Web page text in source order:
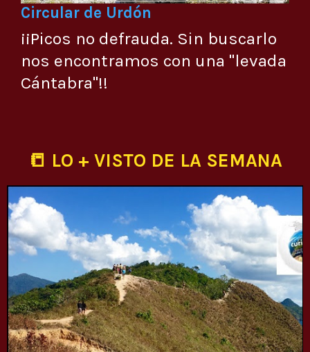
Circular de Urdón
¡¡Picos no defrauda. Sin buscarlo
nos encontramos con una "levada
Cántabra"!!
📒 LO + VISTO DE LA SEMANA